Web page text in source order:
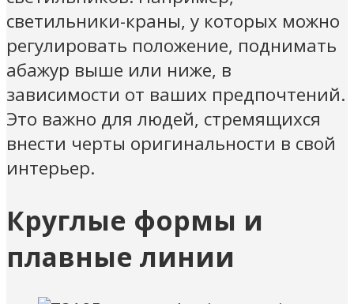
светильники-краны, у которых можно
регулировать положение, поднимать
абажур выше или ниже, в
зависимости от ваших предпочтений.
Это важно для людей, стремящихся
внести черты оригинальности в свой
интерьер.
Круглые формы и
плавные линии